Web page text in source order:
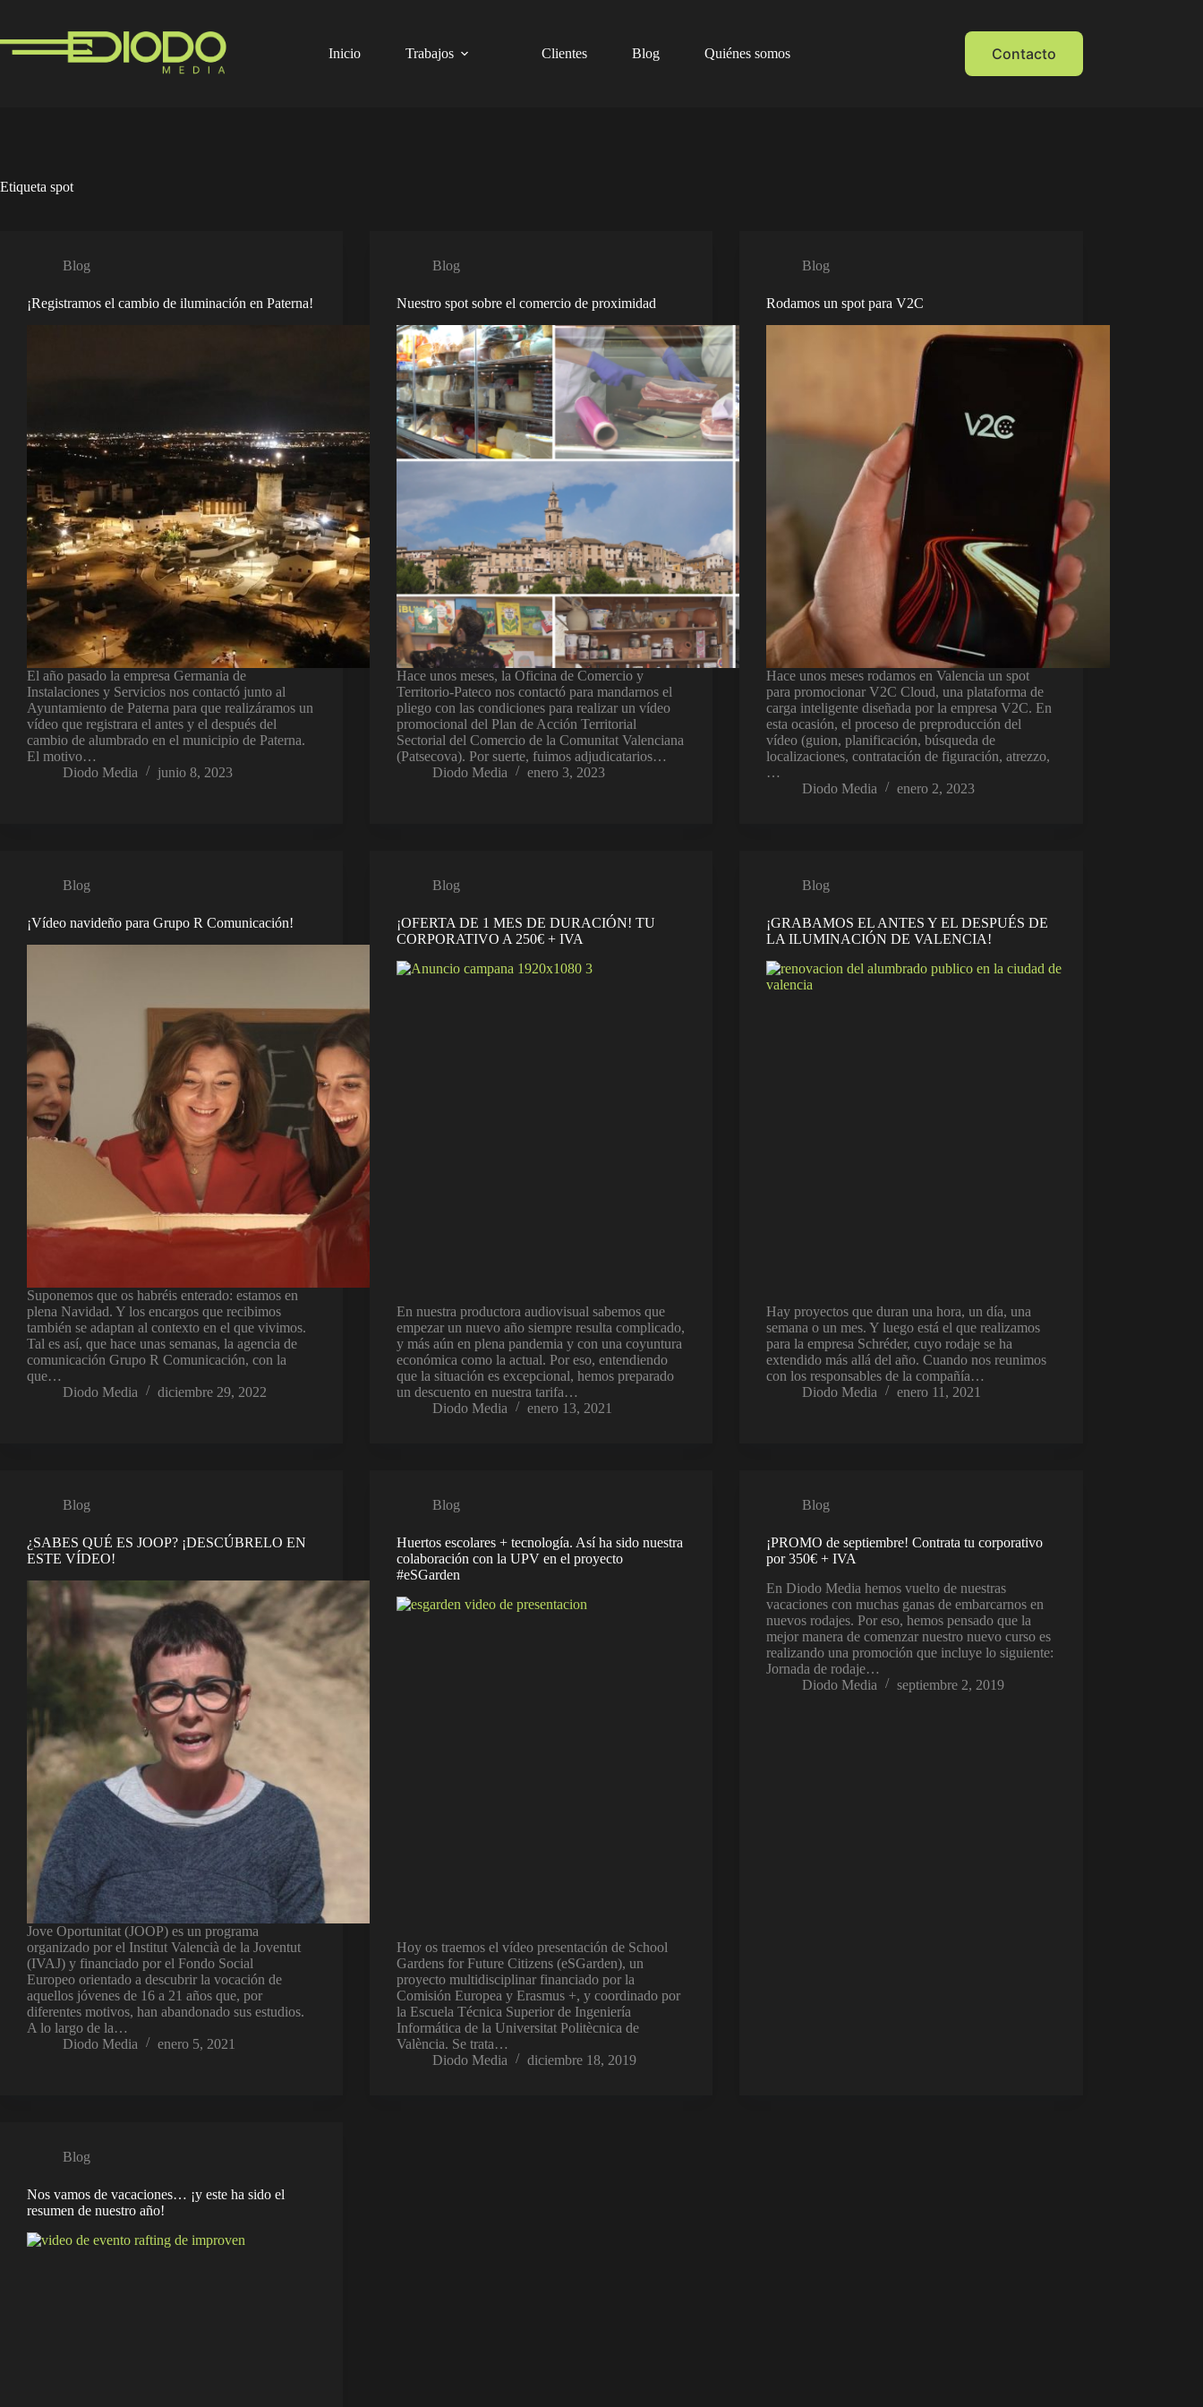
contenido
Inicio
Trabajos Clientes Blog Quiénes somos Contacto
Etiqueta spot
Blog
¡Registramos el cambio de iluminación en Paterna!
El año pasado la empresa Germania de
Instalaciones y Servicios nos contactó junto al
Ayuntamiento de Paterna para que realizáramos un
vídeo que registrara el antes y el después del
cambio de alumbrado en el municipio de Paterna.
El motivo…
Diodo Media
junio 8, 2023
Blog
Nuestro spot sobre el comercio de proximidad
Hace unos meses, la Oficina de Comercio y
Territorio-Pateco nos contactó para mandarnos el
pliego con las condiciones para realizar un vídeo
promocional del Plan de Acción Territorial
Sectorial del Comercio de la Comunitat Valenciana
(Patsecova). Por suerte, fuimos adjudicatarios…
Diodo Media
enero 3, 2023
Blog
Rodamos un spot para V2C
Hace unos meses rodamos en Valencia un spot
para promocionar V2C Cloud, una plataforma de
carga inteligente diseñada por la empresa V2C. En
esta ocasión, el proceso de preproducción del
vídeo (guion, planificación, búsqueda de
localizaciones, contratación de figuración, atrezzo,
…
Diodo Media
enero 2, 2023
Blog
¡Vídeo navideño para Grupo R Comunicación!
Suponemos que os habréis enterado: estamos en
plena Navidad. Y los encargos que recibimos
también se adaptan al contexto en el que vivimos.
Tal es así, que hace unas semanas, la agencia de
comunicación Grupo R Comunicación, con la
que…
Diodo Media
diciembre 29, 2022
Blog
¡OFERTA DE 1 MES DE DURACIÓN! TU
CORPORATIVO A 250€ + IVA
En nuestra productora audiovisual sabemos que
empezar un nuevo año siempre resulta complicado,
y más aún en plena pandemia y con una coyuntura
económica como la actual. Por eso, entendiendo
que la situación es excepcional, hemos preparado
un descuento en nuestra tarifa…
Diodo Media
enero 13, 2021
Blog
¡GRABAMOS EL ANTES Y EL DESPUÉS DE
LA ILUMINACIÓN DE VALENCIA!
Hay proyectos que duran una hora, un día, una
semana o un mes. Y luego está el que realizamos
para la empresa Schréder, cuyo rodaje se ha
extendido más allá del año. Cuando nos reunimos
con los responsables de la compañía…
Diodo Media
enero 11, 2021
Blog
¿SABES QUÉ ES JOOP? ¡DESCÚBRELO EN
ESTE VÍDEO!
Jove Oportunitat (JOOP) es un programa
organizado por el Institut Valencià de la Joventut
(IVAJ) y financiado por el Fondo Social
Europeo orientado a descubrir la vocación de
aquellos jóvenes de 16 a 21 años que, por
diferentes motivos, han abandonado sus estudios.
A lo largo de la…
Diodo Media
enero 5, 2021
Blog
Huertos escolares + tecnología. Así ha sido nuestra
colaboración con la UPV en el proyecto
#eSGarden
Hoy os traemos el vídeo presentación de School
Gardens for Future Citizens (eSGarden), un
proyecto multidisciplinar financiado por la
Comisión Europea y Erasmus +, y coordinado por
la Escuela Técnica Superior de Ingeniería
Informática de la Universitat Politècnica de
València. Se trata…
Diodo Media
diciembre 18, 2019
Blog
¡PROMO de septiembre! Contrata tu corporativo
por 350€ + IVA
En Diodo Media hemos vuelto de nuestras
vacaciones con muchas ganas de embarcarnos en
nuevos rodajes. Por eso, hemos pensado que la
mejor manera de comenzar nuestro nuevo curso es
realizando una promoción que incluye lo siguiente:
Jornada de rodaje…
Diodo Media
septiembre 2, 2019
Blog
Nos vamos de vacaciones… ¡y este ha sido el
resumen de nuestro año!